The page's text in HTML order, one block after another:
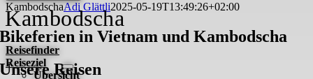
Reisefinder
Reiseziel
Übersicht
Kambodscha
KambodschaAdi Glättli2025-05-19T13:49:26+02:00
Bikeferien in Vietnam und Kambodscha
Unsere Reisen